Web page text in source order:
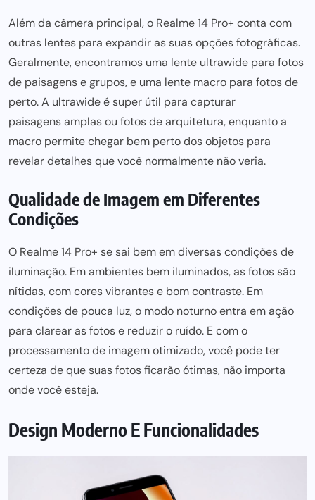
Além da câmera principal, o Realme 14 Pro+ conta com
outras lentes para expandir as suas opções fotográficas.
Geralmente, encontramos uma lente ultrawide para fotos
de paisagens e grupos, e uma lente macro para fotos de
perto. A ultrawide é super útil para capturar
paisagens amplasou fotos de arquitetura, enquanto a
macro permite chegar bem perto dos objetos para
revelar detalhes que você normalmente não veria.
Qualidade de Imagem em Diferentes
Condições
O Realme 14 Pro+ se sai bem em diversas condições de
iluminação. Em ambientes bem iluminados, as fotos são
nítidas, com cores vibrantes e bom contraste. Em
condições de pouca luz, o modo noturno entra em ação
para clarear as fotos e reduziro ruído. E com o
processamento de imagem otimizado, você pode ter
certeza de que suas fotos ficarão ótimas, não importa
onde você esteja.
Design Moderno E Funcionalidades